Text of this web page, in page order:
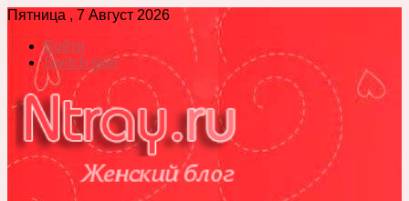
Пятница , 7 Август 2026
Войти
Switch skin